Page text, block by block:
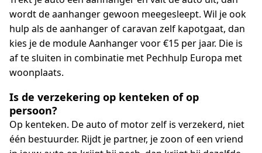
wordt de aanhanger gewoon meegesleept. Wil je ook
hulp als de aanhanger of caravan zelf kapotgaat, dan
kies je de module Aanhanger voor €15 per jaar. Die is
af te sluiten in combinatie met Pechhulp Europa met
woonplaats.
Is de verzekering op kenteken of op
persoon?
Op kenteken. De auto of motor zelf is verzekerd, niet
één bestuurder. Rijdt je partner, je zoon of een vriend